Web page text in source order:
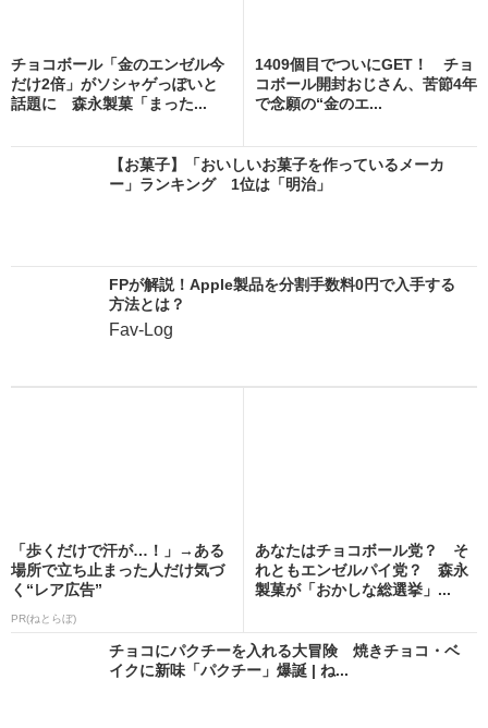
チョコボール「金のエンゼル今
だけ2倍」がソシャゲっぽいと
話題に 森永製菓「まった...
1409個目でついにGET！ チョ
コボール開封おじさん、苦節4年
で念願の“金のエ...
【お菓子】「おいしいお菓子を作っているメーカ
ー」ランキング 1位は「明治」
FPが解説！Apple製品を分割手数料0円で入手する
方法とは？
Fav-Log
「歩くだけで汗が…！」→ある
場所で立ち止まった人だけ気づ
く“レア広告”
PR(ねとらぼ)
あなたはチョコボール党？ そ
れともエンゼルパイ党？ 森永
製菓が「おかしな総選挙」...
チョコにパクチーを入れる大冒険 焼きチョコ・ベ
イクに新味「パクチー」爆誕 | ね...